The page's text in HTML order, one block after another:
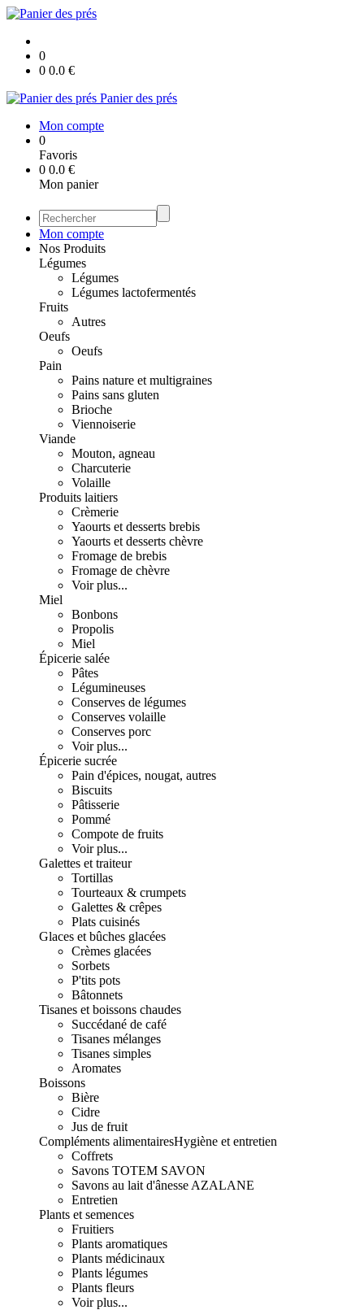
0
0 0.0 €
Panier des prés
Mon compte
0
Favoris
0 0.0 €
Mon panier
Mon compte
Nos Produits
Légumes
Légumes
Légumes lactofermentés
Fruits
Autres
Oeufs
Oeufs
Pain
Pains nature et multigraines
Pains sans gluten
Brioche
Viennoiserie
Viande
Mouton, agneau
Charcuterie
Volaille
Produits laitiers
Crèmerie
Yaourts et desserts brebis
Yaourts et desserts chèvre
Fromage de brebis
Fromage de chèvre
Voir plus...
Miel
Bonbons
Propolis
Miel
Épicerie salée
Pâtes
Légumineuses
Conserves de légumes
Conserves volaille
Conserves porc
Voir plus...
Épicerie sucrée
Pain d'épices, nougat, autres
Biscuits
Pâtisserie
Pommé
Compote de fruits
Voir plus...
Galettes et traiteur
Tortillas
Tourteaux & crumpets
Galettes & crêpes
Plats cuisinés
Glaces et bûches glacées
Crèmes glacées
Sorbets
P'tits pots
Bâtonnets
Tisanes et boissons chaudes
Succédané de café
Tisanes mélanges
Tisanes simples
Aromates
Boissons
Bière
Cidre
Jus de fruit
Compléments alimentairesHygiène et entretien
Coffrets
Savons TOTEM SAVON
Savons au lait d'ânesse AZALANE
Entretien
Plants et semences
Fruitiers
Plants aromatiques
Plants médicinaux
Plants légumes
Plants fleurs
Voir plus...